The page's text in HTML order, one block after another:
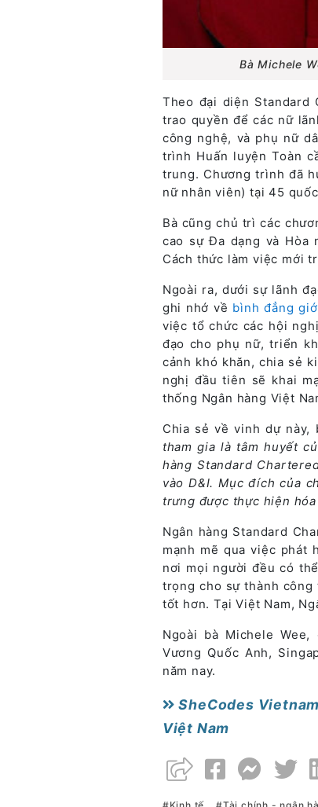
Bà Michele
Theo đại diện Standard
trao quyền để các nữ
công nghệ, và phụ nữ
trình Huấn luyện Toàn
trung. Chương trình đã
nữ nhân viên) tại 45
Bà cũng chủ trì các
cao sự Đa dạng và Hòa
Cách thức làm việc mới
Ngoài ra, dưới sự lãnh
ghi nhớ về bình đẳng
việc tổ chức các hội
đạo cho phụ nữ, triển
cảnh khó khăn, chia sẻ
nghị đầu tiên sẽ khai
thống Ngân hàng Việt
Chia sẻ về vinh dự này,
tham gia là tâm huyết
hàng Standard
vào D&I. Mục đích của
trưng được thực hiện
Ngân hàng Standard
mạnh mẽ qua việc phát
nơi mọi người đều có
trọng cho sự thành công
tốt hơn. Tại Việt Nam,
Ngoài bà Michele
Vương Quốc Anh,
năm nay.
SheCodes
Việt Nam